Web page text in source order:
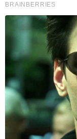
BRAINBERRIES